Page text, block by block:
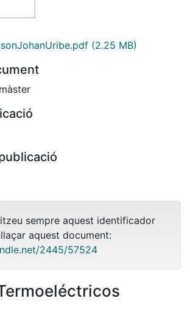
(2.25 MB)
sempre aquest identificador
aquest document:
2445/57524